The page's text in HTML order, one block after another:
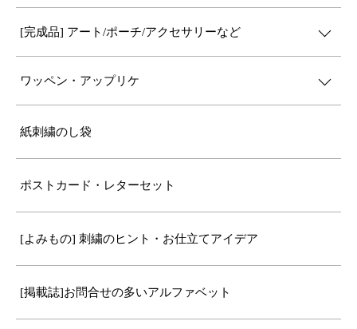
[完成品] アート/ポーチ/アクセサリーなど
ワッペン・アップリケ
紙刺繍のし袋
ポストカード・レターセット
[よみもの] 刺繍のヒント・お仕立てアイデア
[掲載誌]お問合せの多いアルファベット